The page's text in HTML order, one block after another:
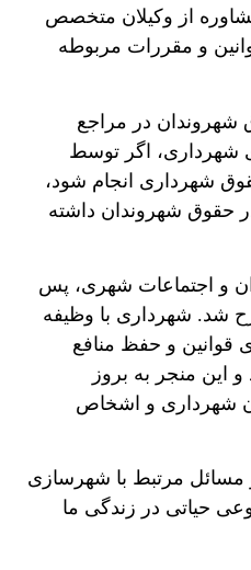
از وکیلان متخصص
و مقررات مربوطه
در مراجع
اگر توسط
شهرداری انجام شود،
شهروندان داشته
و اجتماعات شهری، پس
شهرداری با وظیفه
و حفظ منافع
منجر به بروز
شهرداری و اشخاص
مرتبط با شهرسازی
در زندگی ما